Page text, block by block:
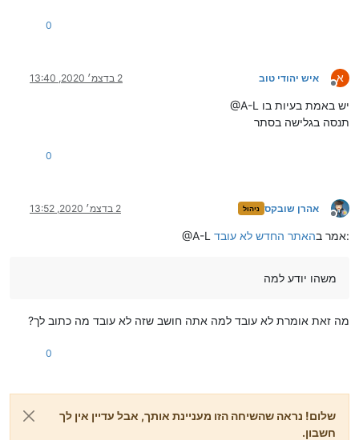
0
א
מנותק
איש יהודי טוב 2 בדצמ׳ 2020, 13:40
@A-L יש באמת בעיות בו
תנסה בגלישה בסתר
0
מנותק
אהרן שובקס ניהול 2 בדצמ׳ 2020, 13:52
@A-L אמר בהאתר החדש לא עובד :
משהו יודע למה
מה זאת אומרת לא עובד למה אתה חושב שזה לא עובד מה כתוב לך?
0
שלום! נראה שהשיחה הזו מעניינת אותך, אבל עדיין אין לך
חשבון.